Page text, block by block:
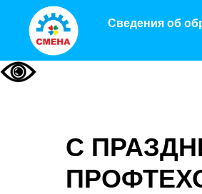
Сведения об
С